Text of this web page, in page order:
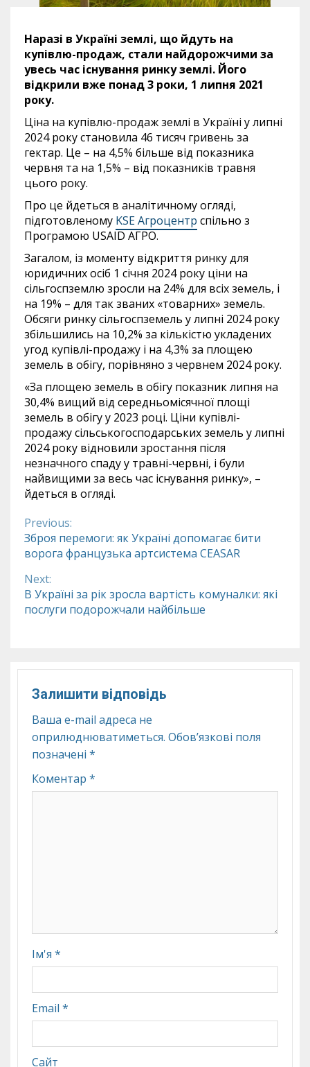
Наразі в Україні землі, що йдуть на
купівлю-продаж, стали найдорожчими за
увесь час існування ринку землі. Його
відкрили вже понад 3 роки, 1 липня 2021
року.
Ціна на купівлю-продаж землі в Україні у липні
2024 року становила 46 тисяч гривень за
гектар. Це – на 4,5% більше від показника
червня та на 1,5% – від показників травня
цього року.
Про це йдеться в аналітичному огляді,
підготовленому KSE Агроцентр спільно з
Програмою USAID АГРО.
Загалом, із моменту відкриття ринку для
юридичних осіб 1 січня 2024 року ціни на
сільгоспземлю зросли на 24% для всіх земель, і
на 19% – для так званих «товарних» земель.
Обсяги ринку сільгоспземель у липні 2024 року
збільшились на 10,2% за кількістю укладених
угод купівлі-продажу і на 4,3% за площею
земель в обігу, порівняно з червнем 2024 року.
«За площею земель в обігу показник липня на
30,4% вищий від середньомісячної площі
земель в обігу у 2023 році. Ціни купівлі-
продажу сільськогосподарських земель у липні
2024 року відновили зростання після
незначного спаду у травні-червні, і були
найвищими за весь час існування ринку», –
йдеться в огляді.
Continue
Reading
Previous:
Зброя перемоги: як Україні допомагає бити
ворога французька артсистема CEASAR
Next:
В Україні за рік зросла вартість комуналки: які
послуги подорожчали найбільше
Залишити відповідь
Ваша e-mail адреса не
оприлюднюватиметься. Обов’язкові поля
позначені *
Коментар *
Ім'я *
Email *
Сайт